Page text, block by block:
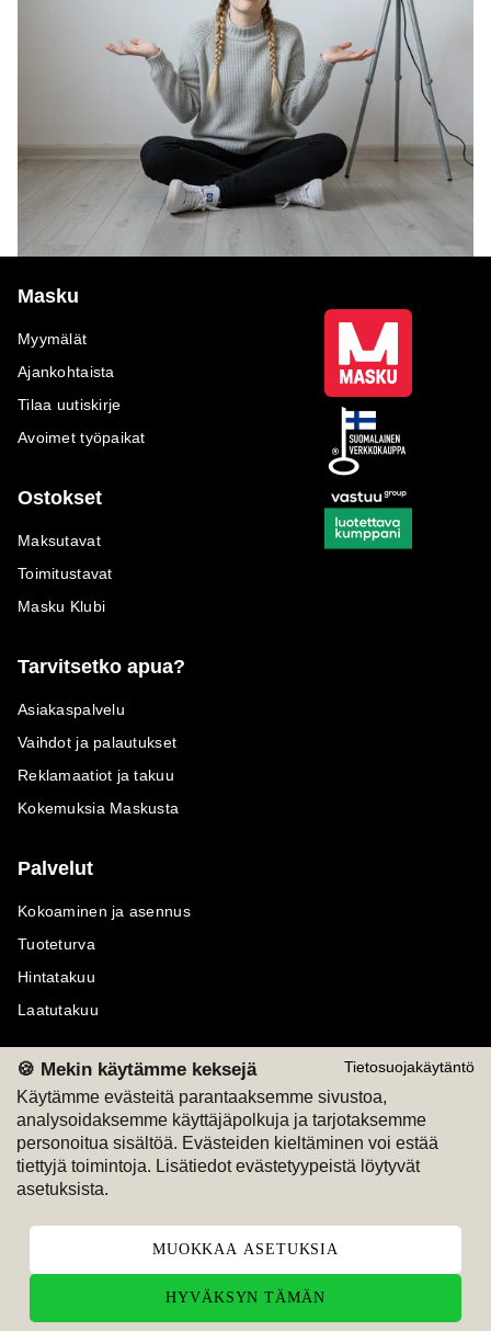
Tietosuojakäytäntö
🍪 Mekin käytämme keksejä
Käytämme evästeitä parantaaksemme sivustoa,
analysoidaksemme käyttäjäpolkuja ja tarjotaksemme
personoitua sisältöä. Evästeiden kieltäminen voi estää
tiettyjä toimintoja. Lisätiedot evästetyypeistä löytyvät
asetuksista.
MUOKKAA ASETUKSIA
HYVÄKSYN TÄMÄN
Masku
Myymälät
Ajankohtaista
Tilaa uutiskirje
Avoimet työpaikat
Ostokset
Maksutavat
Toimitustavat
Masku Klubi
Tarvitsetko apua?
Asiakaspalvelu
Vaihdot ja palautukset
Reklamaatiot ja takuu
Kokemuksia Maskusta
Palvelut
Kokoaminen ja asennus
Tuoteturva
Hintatakuu
Laatutakuu
Maksutavat
M
Seuraa meitä